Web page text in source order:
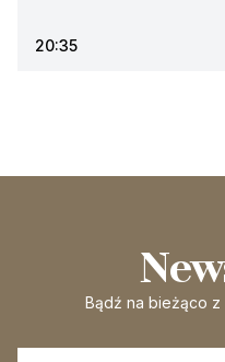
20:35
Bądź na bieżąco z